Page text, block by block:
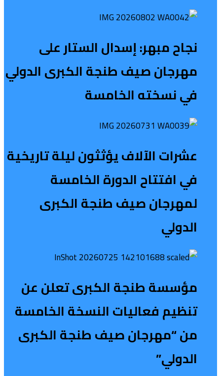
نجاح مبهر: إسدال الستار على
مهرجان صيف طنجة الكبرى الدولي
في نسخته الخامسة
عشرات الآلاف يؤثثون ليلة تاريخية
في افتتاح الدورة الخامسة
لمهرجان صيف طنجة الكبرى
الدولي
مؤسسة طنجة الكبرى تعلن عن
تنظيم فعاليات النسخة الخامسة
من “مهرجان صيف طنجة الكبرى
الدولي”